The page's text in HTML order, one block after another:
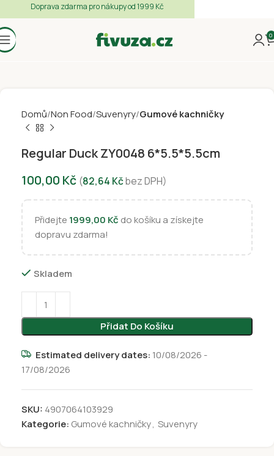
0
Domů Non Food Suvenyry Gumové kachničky
Regular Duck ZY0048 6*5.5*5.5cm
100,00 Kč (82,64 Kčbez DPH)
Přidejte 1999,00 Kč do košíku a získejte
dopravu zdarma!
Skladem
Přidat Do Košíku
Estimated delivery dates: 10/08/2026 -
17/08/2026
SKU: 4907064103929
Kategorie: Gumové kachničky, Suvenyry
Doprava zdarma pro nákupy od 1999 Kč